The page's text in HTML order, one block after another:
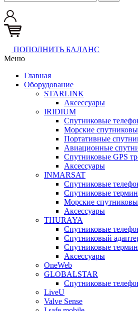
ПОПОЛНИТЬ БАЛАНС
Меню
Главная
Оборудование
STARLINK
Аксессуары
IRIDIUM
Спутниковые
Морские
Портативные
Авиационные
Спутниковые GPS
Аксессуары
INMARSAT
Спутниковые
Спутниковые
Морские
Аксессуары
THURAYA
Спутниковые
Спутниковый
Спутниковые
Аксессуары
OneWeb
GLOBALSTAR
Спутниковые
LiveU
Valve Sense